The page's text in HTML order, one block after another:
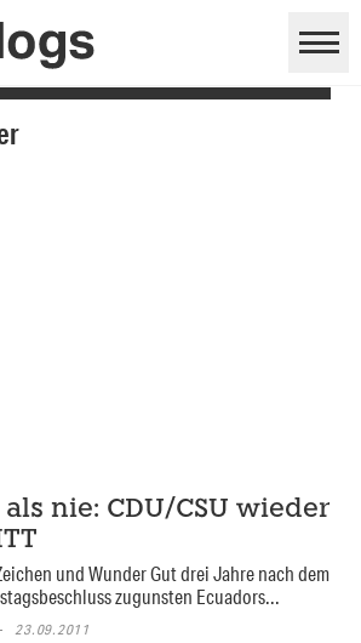
als nie: CDU/CSU wieder
und Wunder Gut drei Jahre nach dem
zugunsten Ecuadors...
23.09.2011